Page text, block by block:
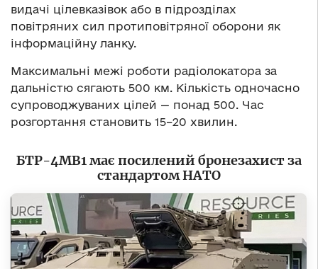
видачі цілевказівок або в підрозділах
повітряних сил протиповітряної оборони як
інформаційну ланку.
Максимальні межі роботи радіолокатора за
дальністю сягають 500 км. Кількість одночасно
супроводжуваних цілей — понад 500. Час
розгортання становить 15–20 хвилин.
БТР-4МВ1 має посилений бронезахист за
стандартом НАТО